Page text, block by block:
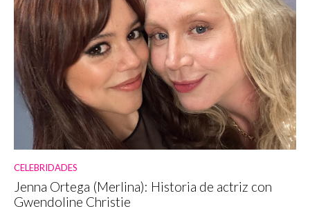
CELEBRIDADES
Jenna Ortega (Merlina): Historia de actriz con
Gwendoline Christie